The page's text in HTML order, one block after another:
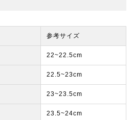
参考サイズ
22~22.5cm
22.5~23cm
23~23.5cm
23.5~24cm